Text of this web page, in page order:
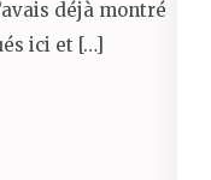
déjà montré
ici et […]